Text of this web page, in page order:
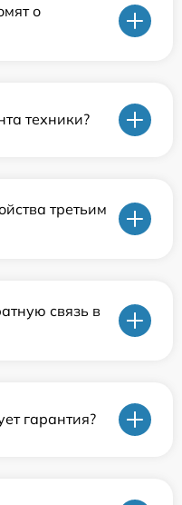
о
техники?
третьим
связь в
гарантия?